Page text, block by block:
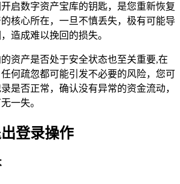
启数字资产宝库的钥匙，是您重新恢复
核心所在，一旦不慎丢失，极有可能导
造成难以挽回的损失。
资产是否处于安全状态也至关重要,在
何疏忽都可能引发不必要的风险，您可
是否正常，确认没有异常的资金流动，
一失。
登录操作